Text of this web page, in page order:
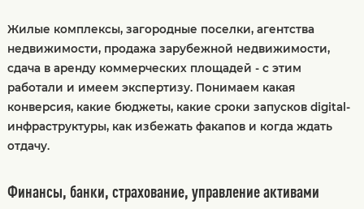
Жилые комплексы, загородные поселки, агентства
недвижимости, продажа зарубежной недвижимости,
сдача в аренду коммерческих площадей - с этим
работали и имеем экспертизу. Понимаем какая
конверсия, какие бюджеты, какие сроки запусков digital-
инфраструктуры, как избежать факапов и когда ждать
отдачу.
Финансы, банки, страхование, управление активами